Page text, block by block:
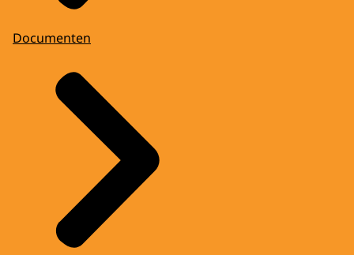
Documenten